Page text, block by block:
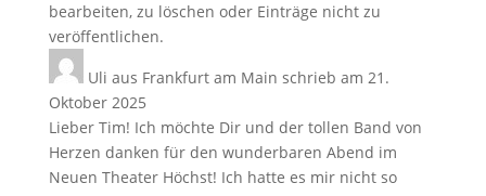
bearbeiten, zu löschen oder Einträge nicht zu
veröffentlichen.
Uli aus Frankfurt am Main schrieb am 21.
Oktober 2025
Lieber Tim! Ich möchte Dir und der tollen Band von
Herzen danken für den wunderbaren Abend im
Neuen Theater Höchst! Ich hatte es mir nicht so